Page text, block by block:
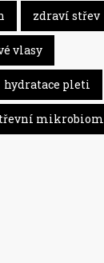
zdraví střev
vlasy
hydratace pleti
mikrobiom